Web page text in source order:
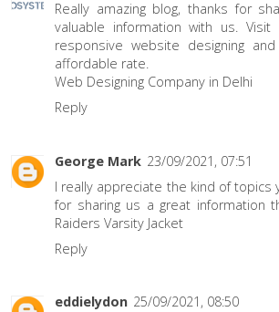
Really amazing blog, thanks for
valuable information with us.
responsive website designing
affordable rate.
Web Designing Company in Delhi
Reply
George Mark 23/09/2021, 07:51
I really appreciate the kind of topics
for sharing us a great information
Raiders Varsity Jacket
Reply
eddielydon 25/09/2021, 08:50